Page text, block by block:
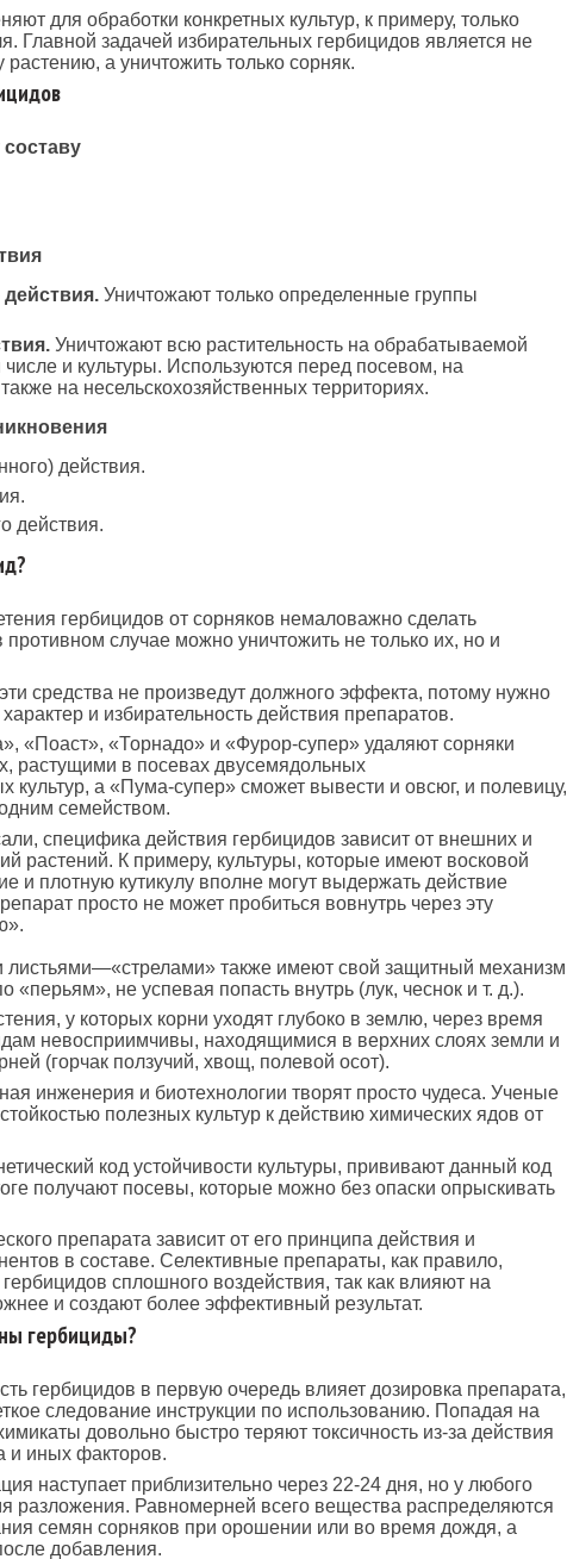
для обработки конкретных культур, к примеру, только
Главной задачей избирательных гербицидов является не
а уничтожить только сорняк.
Уничтожают только определенные группы
Уничтожают всю растительность на обрабатываемой
числе и культуры. Используются перед посевом, на
на несельскохозяйственных территориях.
действия.
действия.
гербицидов от сорняков немаловажно сделать
случае можно уничтожить не только их, но и
средства не произведут должного эффекта, потому нужно
и избирательность действия препаратов.
«Поаст», «Торнадо» и «Фурор-супер» удаляют сорняки
растущими в посевах двусемядольных
культур, а «Пума-супер» сможет вывести и овсюг, и полевицу,
семейством.
специфика действия гербицидов зависит от внешних и
растений. К примеру, культуры, которые имеют восковой
и плотную кутикулу вполне могут выдержать действие
просто не может пробиться вовнутрь через эту
листьями—«стрелами» также имеют свой защитный механизм
«перьям», не успевая попасть внутрь (лук, чеснок и т. д.).
у которых корни уходят глубоко в землю, через время
невосприимчивы, находящимися в верхних слоях земли и
(горчак ползучий, хвощ, полевой осот).
инженерия и биотехнологии творят просто чудеса. Ученые
полезных культур к действию химических ядов от
код устойчивости культуры, прививают данный код
получают посевы, которые можно без опаски опрыскивать
препарата зависит от его принципа действия и
в составе. Селективные препараты, как правило,
сплошного воздействия, так как влияют на
и создают более эффективный результат.
гербициды?
гербицидов в первую очередь влияет дозировка препарата,
следование инструкции по использованию. Попадая на
довольно быстро теряют токсичность из-за действия
и иных факторов.
наступает приблизительно через 22-24 дня, но у любого
разложения. Равномерней всего вещества распределяются
семян сорняков при орошении или во время дождя, а
добавления.